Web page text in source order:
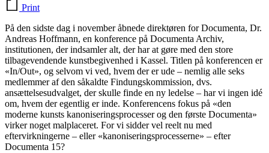
Print
På den sidste dag i november åbnede direktøren for Documenta, Dr.
Andreas Hoffmann, en konference på Documenta Archiv,
institutionen, der indsamler alt, der har at gøre med den store
tilbagevendende kunstbegivenhed i Kassel. Titlen på konferencen er
«In/Out», og selvom vi ved, hvem der er ude – nemlig alle seks
medlemmer af den såkaldte Findungskommission, dvs.
ansættelsesudvalget, der skulle finde en ny ledelse – har vi ingen idé
om, hvem der egentlig er inde. Konferencens fokus på «den
moderne kunsts kanoniseringsprocesser og den første Documenta»
virker noget malplaceret. For vi sidder vel reelt nu med
eftervirkningerne – eller «kanoniseringsprocesserne» – efter
Documenta 15?